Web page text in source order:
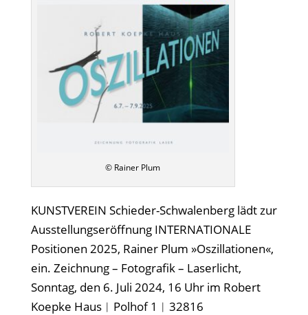
© Rainer Plum
KUNSTVEREIN Schieder-Schwalenberg lädt zur
Ausstellungseröffnung INTERNATIONALE
Positionen 2025, Rainer Plum »Oszillationen«,
ein. Zeichnung – Fotografik – Laserlicht,
Sonntag, den 6. Juli 2024, 16 Uhr im Robert
Koepke Haus︱Polhof 1︱32816